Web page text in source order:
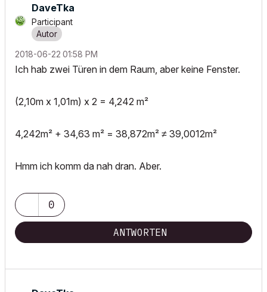
DaveTka
Participant
‎2018-06-22 01:58 PM
Ich hab zwei Türen in dem Raum, aber keine Fenster.
(2,10m x 1,01m) x 2 = 4,242 m²
4,242m² + 34,63 m² = 38,872m² ≠ 39,0012m²
Hmm ich komm da nah dran. Aber.
0
ANTWORTEN